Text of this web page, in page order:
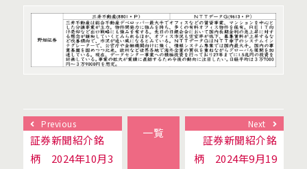
Previous
証券新聞紹介銘
柄 2024年10月3
一覧
Next
証券新聞紹介銘
柄 2024年9月19